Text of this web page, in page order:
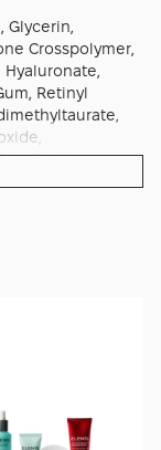
Glycerin,
Crosspolymer,
Hyaluronate,
Retinyl
Sodium